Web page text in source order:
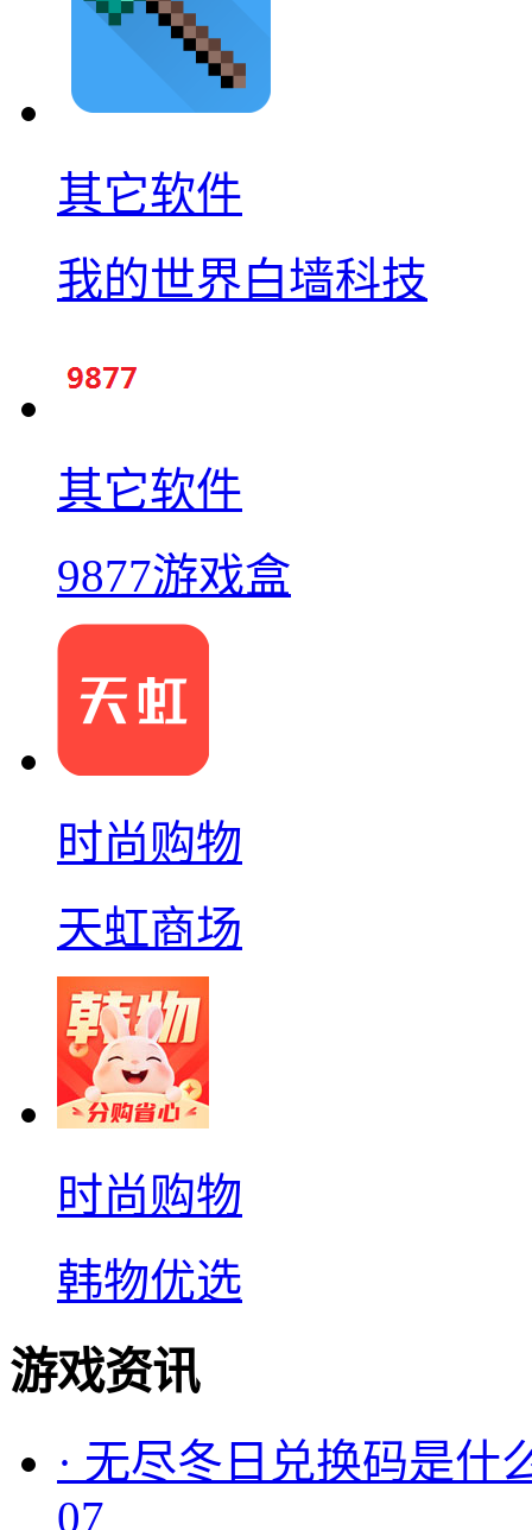
其它软件
我的世界白墙科技
其它软件
9877游戏盒
时尚购物
天虹商场
时尚购物
韩物优选
游戏资讯
· 无尽冬日兑换码是什
07